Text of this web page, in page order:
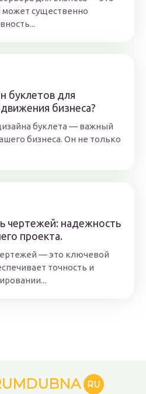
существенно
буклетов для
бизнеса?
буклета — важный
бизнеса. Он не только
чертежей: надежность
проекта.
— это ключевой
точность и
RU